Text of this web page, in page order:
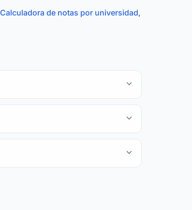
Calculadora de notas por universidad,